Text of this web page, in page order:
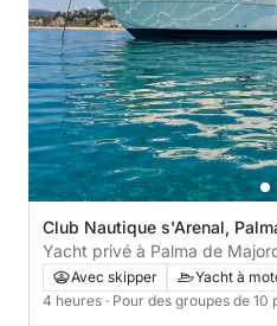
Club Nautique s'Arenal,
Yacht privé à Palma de
avec tuba et paddle
Avec skipper
Yacht à
4 heures · Pour des groupes de 10